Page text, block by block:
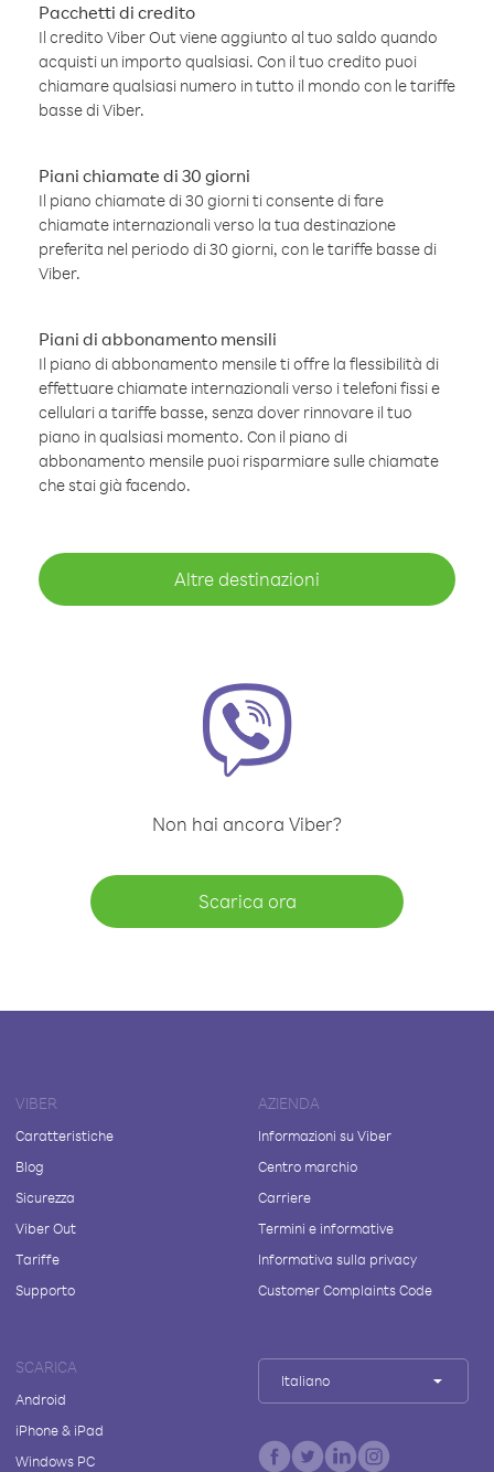
Pacchetti di credito
Il credito Viber Out viene aggiunto al tuo saldo quando
acquisti un importo qualsiasi. Con il tuo credito puoi
chiamare qualsiasi numero in tutto il mondo con le tariffe
basse di Viber.
Piani chiamate di 30 giorni
Il piano chiamate di 30 giorni ti consente di fare
chiamate internazionali verso la tua destinazione
preferita nel periodo di 30 giorni, con le tariffe basse di
Viber.
Piani di abbonamento mensili
Il piano di abbonamento mensile ti offre la flessibilità di
effettuare chiamate internazionali verso i telefoni fissi e
cellulari a tariffe basse, senza dover rinnovare il tuo
piano in qualsiasi momento. Con il piano di
abbonamento mensile puoi risparmiare sulle chiamate
che stai già facendo.
Altre destinazioni
Non hai ancora Viber?
Scarica ora
VIBER
Caratteristiche
Blog
Sicurezza
Viber Out
Tariffe
Supporto
AZIENDA
Informazioni su Viber
Centro marchio
Carriere
Termini e informative
Informativa sulla privacy
Customer Complaints Code
SCARICA
Android
iPhone & iPad
Windows PC
Italiano